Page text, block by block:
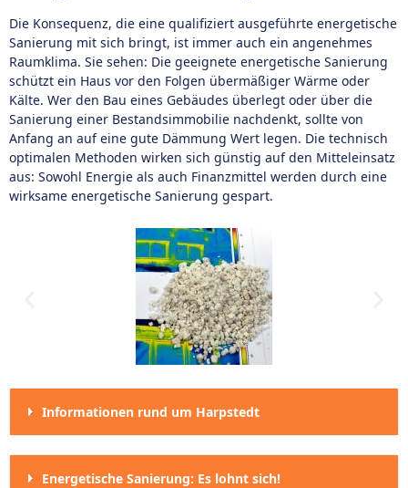
Die Konsequenz, die eine qualifiziert ausgeführte energetische
Sanierung mit sich bringt, ist immer auch ein angenehmes
Raumklima. Sie sehen: Die geeignete energetische Sanierung
schützt ein Haus vor den Folgen übermäßiger Wärme oder
Kälte. Wer den Bau eines Gebäudes überlegt oder über die
Sanierung einer Bestandsimmobilie nachdenkt, sollte von
Anfang an auf eine gute Dämmung Wert legen. Die technisch
optimalen Methoden wirken sich günstig auf den Mitteleinsatz
aus: Sowohl Energie als auch Finanzmittel werden durch eine
wirksame energetische Sanierung gespart.
Informationen rund um Harpstedt
Energetische Sanierung: Es lohnt sich!